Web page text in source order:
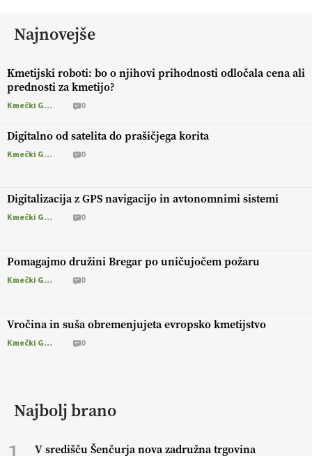
Najnovejše
Kmetijski roboti: bo o njihovi prihodnosti odločala cena ali
prednosti za kmetijo?
Kmečki Glas 0
Digitalno od satelita do prašičjega korita
Kmečki Glas 0
Digitalizacija z GPS navigacijo in avtonomnimi sistemi
Kmečki Glas 0
Pomagajmo družini Bregar po uničujočem požaru
Kmečki Glas 0
Vročina in suša obremenjujeta evropsko kmetijstvo
Kmečki Glas 0
Najbolj brano
V središču Šenčurja nova zadružna trgovina